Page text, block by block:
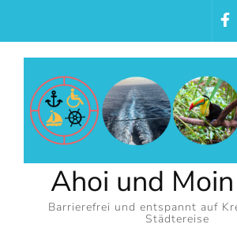
springen
(Eingabetaste
drücken)
Ahoi und
Barrierefrei und entspannt auf
Städtereise